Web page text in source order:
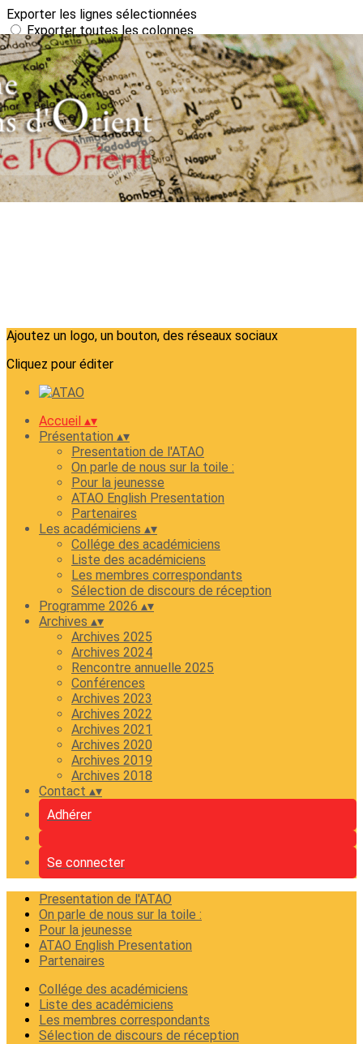
Exporter les lignes sélectionnées
Exporter toutes les colonnes
Exporter uniquement les colonnes affichées
Menu
?>
Images de la page d'accueil
Cliquez pour éditer
Ajoutez un logo, un bouton, des réseaux sociaux
Cliquez pour éditer
Accueil ▴▾
Présentation ▴▾
Presentation de l'ATAO
On parle de nous sur la toile :
Pour la jeunesse
ATAO English Presentation
Partenaires
Les académiciens ▴▾
Collége des académiciens
Liste des académiciens
Les membres correspondants
Sélection de discours de réception
Programme 2026 ▴▾
Archives ▴▾
Archives 2025
Archives 2024
Rencontre annuelle 2025
Conférences
Archives 2023
Archives 2022
Archives 2021
Archives 2020
Archives 2019
Archives 2018
Contact ▴▾
Adhérer
Se connecter
Presentation de l'ATAO
On parle de nous sur la toile :
Pour la jeunesse
ATAO English Presentation
Partenaires
Collége des académiciens
Liste des académiciens
Les membres correspondants
Sélection de discours de réception